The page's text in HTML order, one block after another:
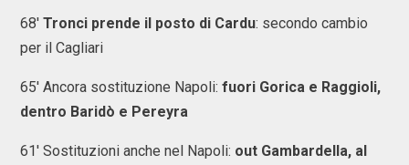
68' Tronci prende il posto di Cardu: secondo cambio
per il Cagliari
65' Ancora sostituzione Napoli: fuori Gorica e Raggioli,
dentro Baridò e Pereyra
61' Sostituzioni anche nel Napoli: out Gambardella, al